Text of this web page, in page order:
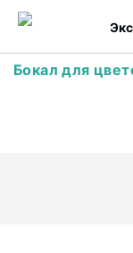
Бокал для